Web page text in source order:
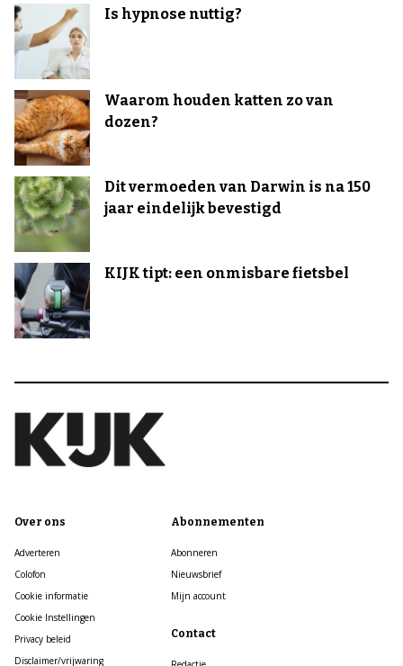
Is hypnose nuttig?
Waarom houden katten zo van
dozen?
Dit vermoeden van Darwin is na 150
jaar eindelijk bevestigd
KIJK tipt: een onmisbare fietsbel
Over ons
Adverteren
Colofon
Cookie informatie
Cookie Instellingen
Privacy beleid
Disclaimer/vrijwaring
Abonnementen
Abonneren
Nieuwsbrief
Mijn account
Contact